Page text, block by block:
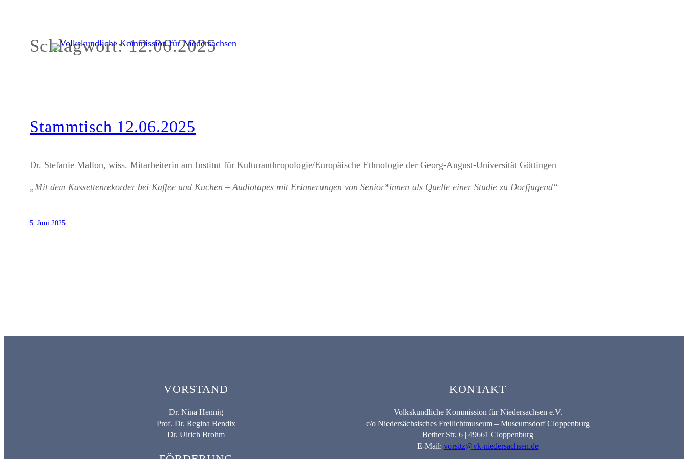
Schlagwort:12.06.2025
Stammtisch 12.06.2025
Dr. Stefanie Mallon, wiss. Mitarbeiterin am Institut für Kulturanthropologie/Europäische Ethnologie der Georg-August-Universität Göttingen
„Mit dem Kassettenrekorder bei Kaffee und Kuchen – Audiotapes mit Erinnerungen von Senior*innen als Quelle einer Studie zu Dorfjugend“
5. Juni 2025
VORSTAND
Dr. Nina Hennig
Prof. Dr. Regina Bendix
Dr. Ulrich Brohm
KONTAKT
Volkskundliche Kommission für Niedersachsen e.V.
c/o Niedersächsisches Freilichtmuseum – Museumsdorf Cloppenburg
Bether Str. 6 | 49661 Cloppenburg
E-Mail: vorsitz@vk-niedersachsen.de